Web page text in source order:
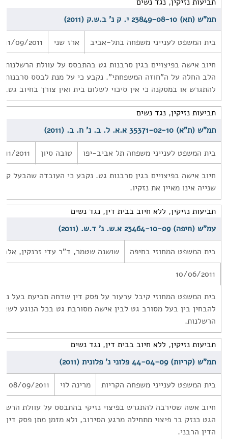
תמ"ש (תא) 23849-08-10 י. ק נ' ב.ש.ק (2011)
בית המשפט לענייני משפחה בתל-אביב ארז שני
11/09/2011
חיוב אישה בפיצויים בגין סרבנות גט בהתבסס על עוולת
הלב החלה על ה"חוזה המשפחתי". נקבע כי על מנת לבסס סרבנות
להתגרש או במסקנה כי אין סיכוי לשלום בית ואין צורך בחיוב גט.
תביעות נזיקין,נגד נשים
תמ"ש (ת"א) 35371-02-10 א.א. ל. ב. נ' ח. ב. (2011)
בית המשפט לענייני משפחה תל אביב-יפו טובה סיון
11/2011
חיוב אישה בפיצויים בגין סרבנות גט. נקבע כי העובדה שהבעל
שנייה אינו מאיין את נזקיו.
תביעות נזיקין, ללא חיוב בבית דין,נגד נשים
עמ"ש (חיפה) 23464-10-09 א.ש. נ' ד.ש. (2011)
בית המשפט המחוזי בחיפה
שושנה שטמר, ד"ר עדי זרנקין,
10/06/2011
בית המשפט המחוזי קיבל ערעור על פסק דין שדחה תביעת בעל
להבחין בין בעל מסורב גט לבין אישה מסורבת גט בכל הנוגע
הרשלנות.
תביעות נזיקין, ללא חיוב בבית דין,נגד נשים
תמ"ש (קריות) 44-04-09 פלוני נ' פלונית (2011)
בית המשפט לענייני משפחה הקריות מרינה לוי
08/09/2011
חיוב אשה שסירבה להתגרש בפיצוי נזיקי בהתבסס על עוולת
הגט כנזק בר פיצוי מתחילה מרגע הסירוב, ולא מזמן מתן פסק דין
הדין הרבני.